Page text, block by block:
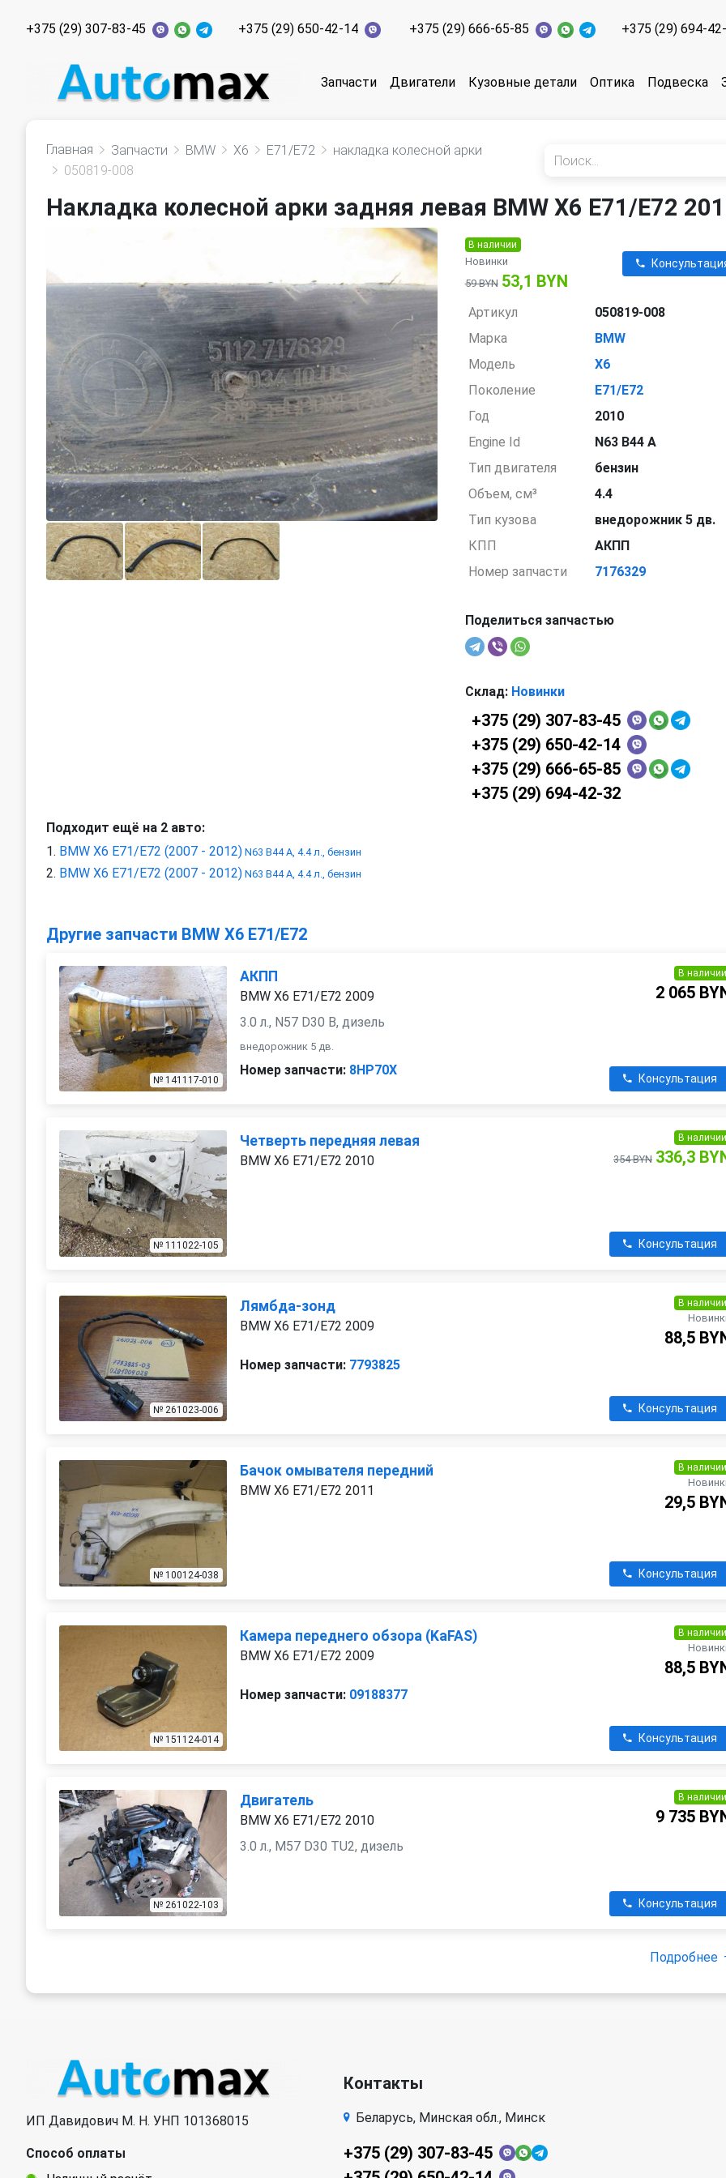
+375 (29) 307-83-45 +375 (29) 650-42-14 +375 (29) 666-65-85 +375 (29) 694-
Запчасти Двигатели Кузовные детали Оптика Подвеска
Главная Запчасти BMW X6 E71/E72
накладка колесной арки
050819-008
Накладка колесной арки задняя левая BMW X6 E71/E72
В наличии
Новинки
59 BYN 53,1 BYN
Артикул
050819-008
Марка
BMW
Модель
X6
Поколение
E71/E72
Год
2010
Engine Id
N63 B44 A
Тип двигателя
бензин
Объем, см³
4.4
Тип кузова
внедорожник 5 дв.
КПП
АКПП
Номер запчасти
7176329
Поделиться запчастью
Склад: Новинки
+375 (29) 307-83-45
+375 (29) 650-42-14
+375 (29) 666-65-85
+375 (29) 694-42-32
Подходит ещё на 2 авто:
BMW X6 E71/E72 (2007 - 2012) N63 B44 A, 4.4 л., бензин
BMW X6 E71/E72 (2007 - 2012) N63 B44 A, 4.4 л., бензин
Другие запчасти BMW X6 E71/E72
№ 141117-010
АКПП
BMW X6 E71/E72 2009
3.0 л., N57 D30 B, дизель
внедорожник 5 дв.
Номер запчасти: 8HP70X
В
2 065
Консультация
№ 111022-105
Четверть передняя левая
BMW X6 E71/E72 2010
В
354 BYN 336,3
Консультация
№ 261023-006
Лямбда-зонд
BMW X6 E71/E72 2009
Номер запчасти: 7793825
В
88,5
Консультация
№ 100124-038
Бачок омывателя передний
BMW X6 E71/E72 2011
В
29,5
Консультация
№ 151124-014
Камера переднего обзора (KaFAS)
BMW X6 E71/E72 2009
Номер запчасти: 09188377
В
88,5
Консультация
№ 261022-103
Двигатель
BMW X6 E71/E72 2010
3.0 л., M57 D30 TU2, дизель
В
9 735
Консультация
Подробнее
ИП Давидович М. Н. УНП 101368015
Способ оплаты
Контакты
Беларусь, Минская обл., Минск
+375 (29) 307-83-45